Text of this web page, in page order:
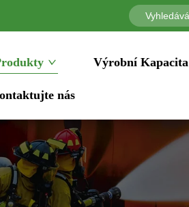
Výrobní Kapacita
nás